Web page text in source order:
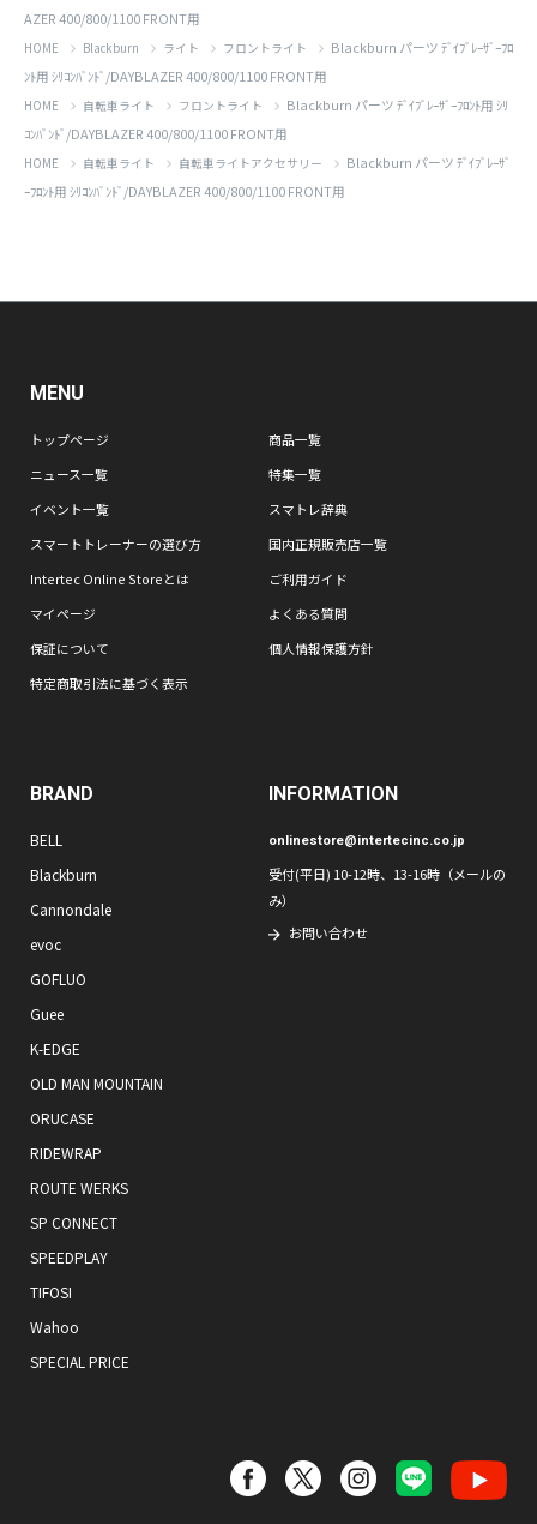
AZER 400/800/1100 FRONT用
HOME Blackburn ライト フロントライト
Blackburn パーツ ﾃﾞｲﾌﾞﾚｰｻﾞｰﾌﾛ
ﾝﾄ用 ｼﾘｺﾝﾊﾞﾝﾄﾞ/DAYBLAZER 400/800/1100 FRONT用
HOME 自転車ライト フロントライト
Blackburn パーツ ﾃﾞｲﾌﾞﾚｰｻﾞｰﾌﾛﾝﾄ用 ｼﾘ
ｺﾝﾊﾞﾝﾄﾞ/DAYBLAZER 400/800/1100 FRONT用
HOME 自転車ライト 自転車ライトアクセサリー
Blackburn パーツ ﾃﾞｲﾌﾞﾚｰｻﾞ
ｰﾌﾛﾝﾄ用 ｼﾘｺﾝﾊﾞﾝﾄﾞ/DAYBLAZER 400/800/1100 FRONT用
MENU
トップページ
商品一覧
ニュース一覧
特集一覧
イベント一覧
スマトレ辞典
スマートトレーナーの選び方
国内正規販売店一覧
Intertec Online Storeとは
ご利用ガイド
マイページ
よくある質問
保証について
個人情報保護方針
特定商取引法に基づく表示
BRAND
BELL
Blackburn
Cannondale
evoc
GOFLUO
Guee
K-EDGE
OLD MAN MOUNTAIN
ORUCASE
RIDEWRAP
ROUTE WERKS
SP CONNECT
SPEEDPLAY
TIFOSI
Wahoo
SPECIAL PRICE
INFORMATION
onlinestore@intertecinc.co.jp
受付(平日) 10-12時、13-16時（メールの
み）
お問い合わせ